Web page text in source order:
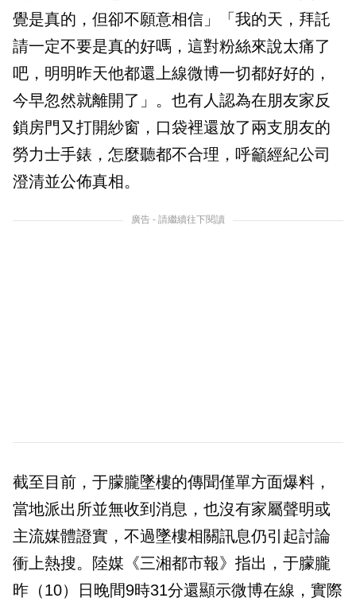
覺是真的，但卻不願意相信」「我的天，拜託
請一定不要是真的好嗎，這對粉絲來說太痛了
吧，明明昨天他都還上線微博一切都好好的，
今早忽然就離開了」。也有人認為在朋友家反
鎖房門又打開紗窗，口袋裡還放了兩支朋友的
勞力士手錶，怎麼聽都不合理，呼籲經紀公司
澄清並公佈真相。
廣告 - 請繼續往下閱讀
截至目前，于朦朧墜樓的傳聞僅單方面爆料，
當地派出所並無收到消息，也沒有家屬聲明或
主流媒體證實，不過墜樓相關訊息仍引起討論
衝上熱搜。陸媒《三湘都市報》指出，于朦朧
昨（10）日晚間9時31分還顯示微博在線，實際